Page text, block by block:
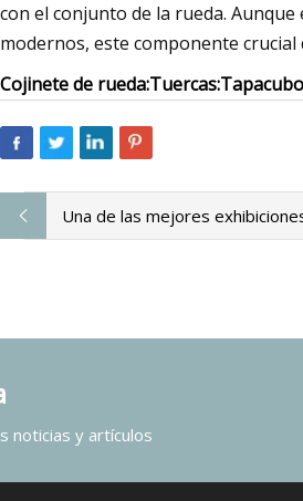
con el conjunto de la rueda.
modernos, este componente
Cojinete de rueda:Tuercas:
Una de las mejores
noticias y artículos